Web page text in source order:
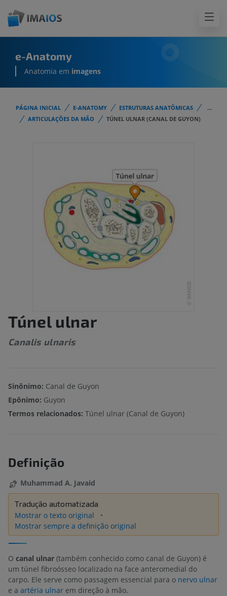
e-Anatomy
Anatomia em imagens
PÁGINA INICIAL E-ANATOMY ESTRUTURAS ANATÔMICAS
...
ARTICULAÇÕES DA MÃO
TÚNEL ULNAR (CANAL DE GUYON)
Túnel ulnar
Canalis ulnaris
Sinônimo: Canal de Guyon
Epônimo: Guyon
Termos relacionados: Túnel ulnar (Canal de Guyon)
Definição
Muhammad A. Javaid
Tradução automatizada
Mostrar o texto original
Mostrar sempre a definição original
O canal ulnar (também conhecido como canal de Guyon) é
um túnel fibroósseo localizado na face anteromedial do
carpo. Ele serve como passagem essencial para o nervo ulnar
e a artéria ulnar em direção à mão.